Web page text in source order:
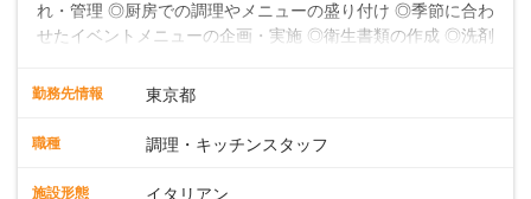
れ・管理 ◎厨房での調理やメニューの盛り付け ◎季節に合わ
せたイベントメニューの企画・実施 ◎衛生書類の作成 ◎洗剤
フの指導 など★フレンチ・和・洋・中・イタリアンなど、
れ・管理から、厨房での調理やメニューの盛り付け、さらに
す。フレンチのコース料理から和・洋・中・イタリアンま
勤務先情報 東京都
職種 調理・キッチンスタッフ
施設形態 イタリアン